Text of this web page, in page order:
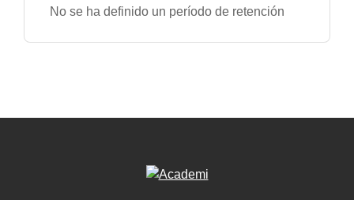
No se ha definido un período de retención